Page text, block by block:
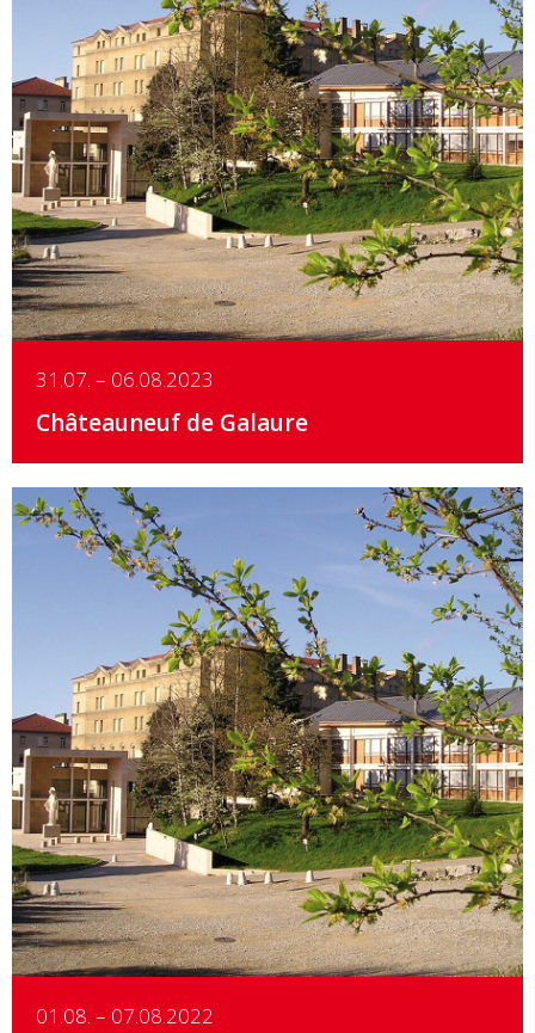
31.07. – 06.08.2023
Châteauneuf de Galaure
Details
01.08. – 07.08.2022
Details